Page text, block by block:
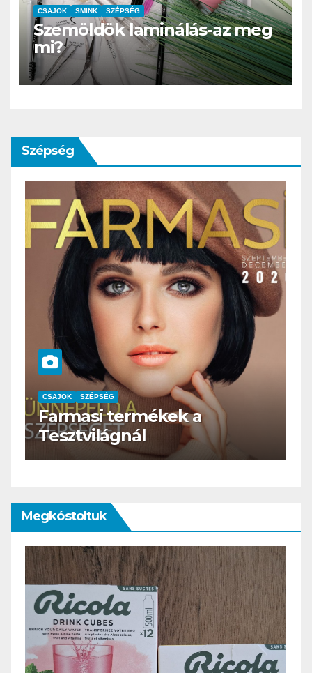
CSAJOK SMINK SZÉPSÉG
Szemöldök laminálás-az meg
mi?
Szépség
CSAJOK SZÉPSÉG
HERBioticum
Megkóstoltuk